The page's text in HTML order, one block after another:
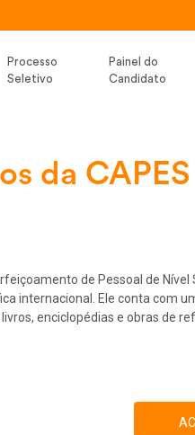
Processo
Seletivo
Painel do
Candidato
da CAPES
de Pessoal de
internacional. Ele conta com
enciclopédias e obras de